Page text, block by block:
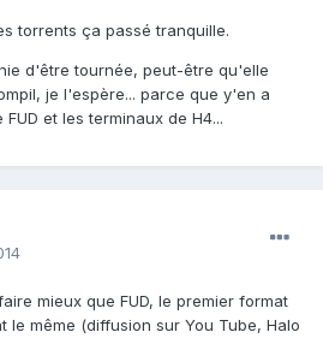
torrents ça passé tranquille.
d'être tournée, peut-être qu'elle
je l'espère... parce que y'en a
et les terminaux de H4...
mieux que FUD, le premier format
le même (diffusion sur You Tube, Halo